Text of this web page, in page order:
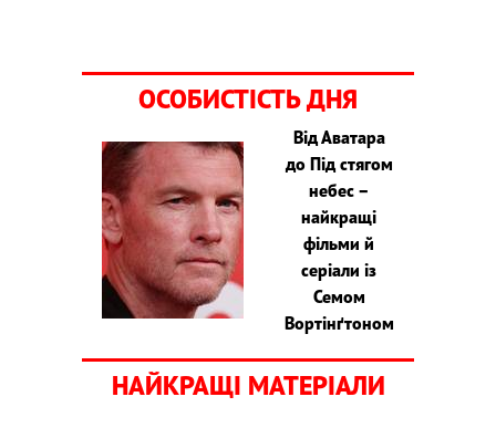
ОСОБИСТІСТЬ ДНЯ
Від Аватара
до Під стягом
небес –
найкращі
фільми й
серіали із
Семом
Вортінґтоном
НАЙКРАЩІ МАТЕРІАЛИ